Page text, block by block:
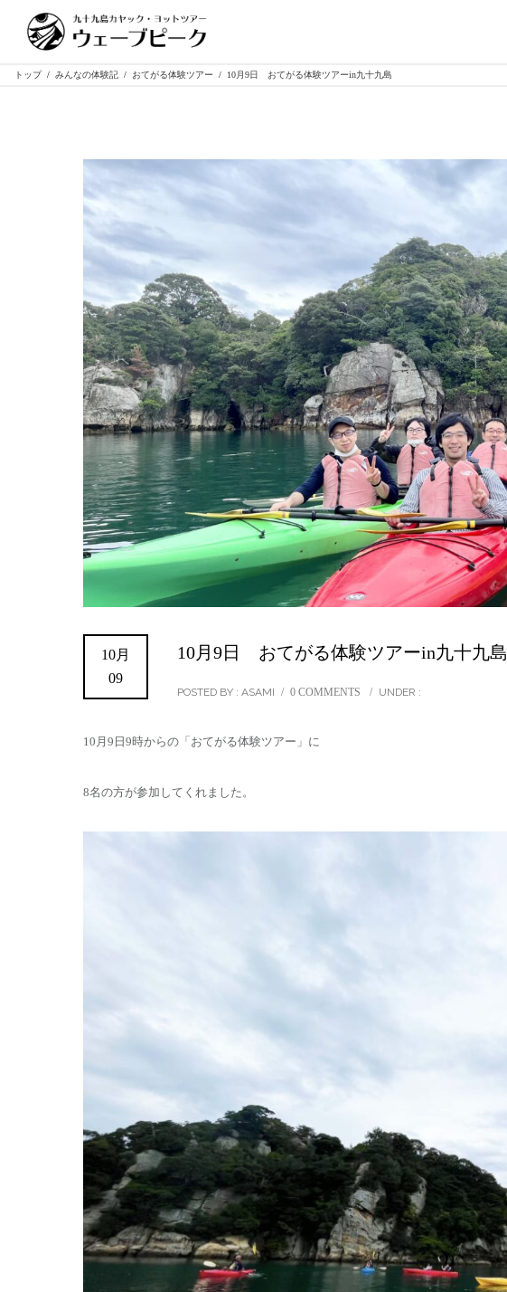
トップ / みんなの体験記 / おてがる体験ツアー / 10月9日 おてがる体験ツアーin九十九島
10月
09
10月9日 おてがる体験ツアーin九十九島
POSTED BY : ASAMI / 0 COMMENTS / UNDER :
10月9日9時からの「おてがる体験ツアー」に
8名の方が参加してくれました。